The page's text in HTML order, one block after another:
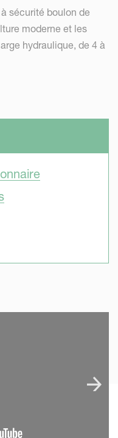
sécurité boulon de
moderne et les
hydraulique, de 4 à